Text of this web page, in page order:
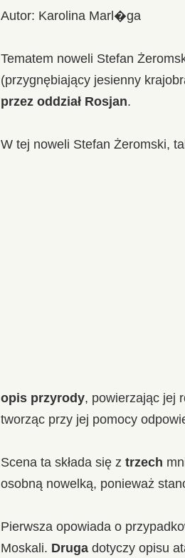
Autor: Karolina Marl�ga
Tematem noweli Stefan
(przygnębiający jesienny
przez oddział Rosjan.
W tej noweli Stefan Żeromski,
opis przyrody, powierzając jej
tworząc przy jej pomocy
Scena ta składa się z trzech
osobną nowelką, ponieważ
Pierwsza opowiada o
Moskali. Druga dotyczy opisu